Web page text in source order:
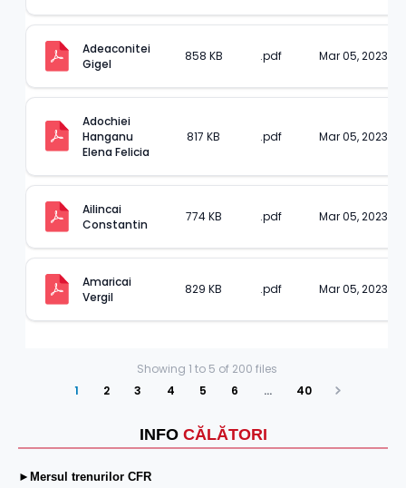
INFO CĂLĂTORI
►Mersul trenurilor CFR
Adeaconitei
Gigel
858 KB .pdf Mar 05, 2023
Adochiei
Hanganu
Elena Felicia
817 KB .pdf Mar 05, 2023
Ailincai
Constantin
774 KB .pdf Mar 05, 2023
Amaricai
Vergil
829 KB .pdf Mar 05, 2023
Showing 1 to 5 of 200 files
1
2 3 4 5 6 … 40
Next